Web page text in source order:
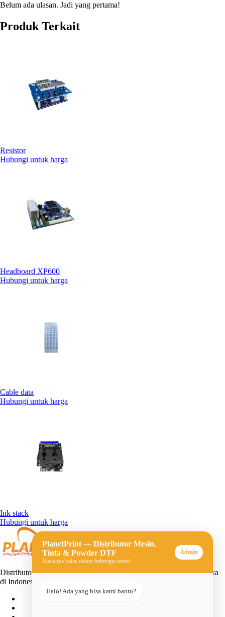
Belum ada ulasan. Jadi yang pertama!
Produk Terkait
Resistor
Hubungi untuk harga
Headboard XP600
Hubungi untuk harga
Cable data
Hubungi untuk harga
Ink stack
Hubungi untuk harga
Distributor mesin, tinta, dan powder DTF (Direct-to-Film) terpercaya
di Indonesia. Solusi lengkap untuk usaha sablon digital Anda.
PlanetPrint — Distributor Mesin,
Tinta & Powder DTF
Biasanya balas dalam beberapa menit
Admin
Halo! Ada yang bisa kami bantu?